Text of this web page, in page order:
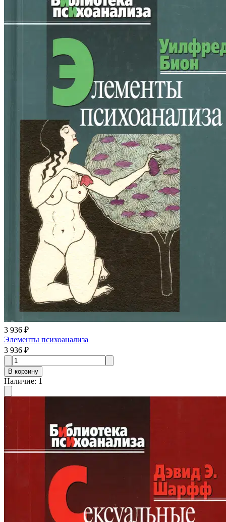
3 936 ₽
Элементы психоанализа
3 936 ₽
В корзину
Наличие: 1